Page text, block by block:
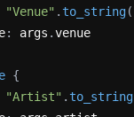
"Venue" .to_string(
: args .venue
{
"Artist" .to_string